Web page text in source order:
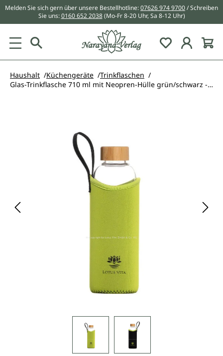
springen
Melden Sie sich gern über unsere Bestellhotline:07626 974 9700/ Schreiben
Sie uns:0160 652 2038 (Mo-Fr 8-20 Uhr, Sa 8-12 Uhr)
Du hast 0
Haushalt Küchengeräte
Trinkflaschen
Glas-Trinkflasche 710 ml mit Neopren-Hülle grün/schwarz - Lotus Vita